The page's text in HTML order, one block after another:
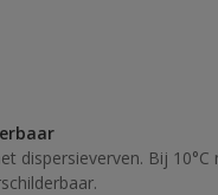
dispersieverven. Bij 10°C